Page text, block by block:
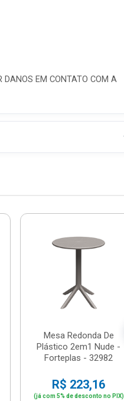
DANOS EM CONTATO COM A
Mesa Redonda De
Plástico 2em1 Nude -
Forteplas - 32982
R$ 223,16
(já com 5% de desconto no PIX)